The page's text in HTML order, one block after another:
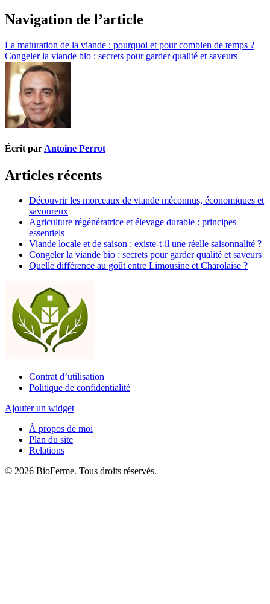
Navigation de l’article
La maturation de la viande : pourquoi et pour combien de temps ?
Congeler la viande bio : secrets pour garder qualité et saveurs
Écrit par Antoine Perrot
Articles récents
Découvrir les morceaux de viande méconnus, économiques et
savoureux
Agriculture régénératrice et élevage durable : principes
essentiels
Viande locale et de saison : existe-t-il une réelle saisonnalité ?
Congeler la viande bio : secrets pour garder qualité et saveurs
Quelle différence au goût entre Limousine et Charolaise ?
Contrat d’utilisation
Politique de confidentialité
Ajouter un widget
À propos de moi
Plan du site
Relations
© 2026 BioFerme. Tous droits réservés.